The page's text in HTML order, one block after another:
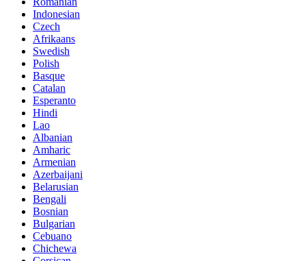
Indonesian
Czech
Afrikaans
Swedish
Polish
Basque
Catalan
Esperanto
Hindi
Lao
Albanian
Amharic
Armenian
Azerbaijani
Belarusian
Bengali
Bosnian
Bulgarian
Cebuano
Chichewa